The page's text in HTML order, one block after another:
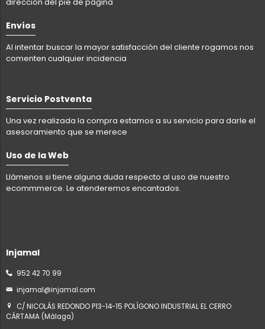
Envíos
Al intentar buscar la mayor satisfacción del cliente rogamos nos
comenten cualquier incidencia
Servicio Postventa
Una vez realizada la compra estamos a su servicio para darle el
asesoramiento que se merece
Uso de la Web
Llámenos si tiene alguna duda respecto al uso de nuestro
ecommmerce. Le atenderemos encantados.
Injamal
952 42 70 99
injamal@injamal.com
C/ NICOLÁS REDONDO P13-14-15 POLÍGONO INDUSTRIAL EL CERRO
CÁRTAMA (Málaga)